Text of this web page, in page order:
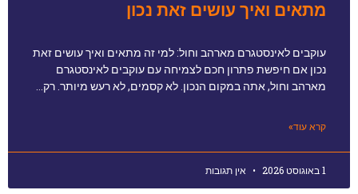
מתאים ואיך עושים זאת נכון
עוקבים לאינסטגרם מארהב וחול: למי זה מתאים ואיך עושים זאת
נכון אם חיפשת פתרון חכם לצמיחה עם עוקבים לאינסטגרם
מארהב וחול, אתה במקום הנכון. לא קסמים, לא רעש מיותר. רק…
קרא עוד»
1 באוגוסט 2026 אין תגובות